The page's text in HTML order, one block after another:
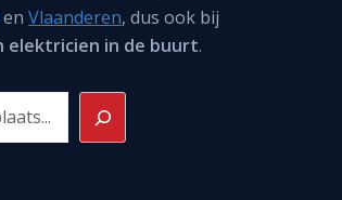
enVlaanderen, dus ook bij
elektricien in de buurt.